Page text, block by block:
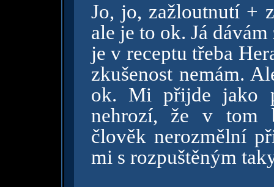
Jo, jo, zažloutnutí +
ale je to ok. Já
je v receptu třeba
zkušenost nemám.
ok. Mi přijde jako
nehrozí, že v tom
člověk nerozmělní
mi s rozpuštěným